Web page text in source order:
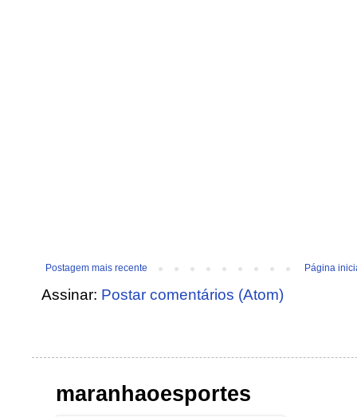
Postagem mais recente Página
Assinar: Postar comentários (Atom)
maranhaoesportes